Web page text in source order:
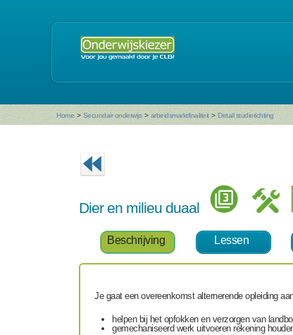
Home > Secundair onderwijs > arbeidsmarktfinaliteit > Detail studierichting
Dier en milieu duaal
Beschrijving Lessen
Je gaat een overeenkomst alternerende opleiding
helpen bij het opfokken en verzorgen van
gemechaniseerd werk uitvoeren rekening